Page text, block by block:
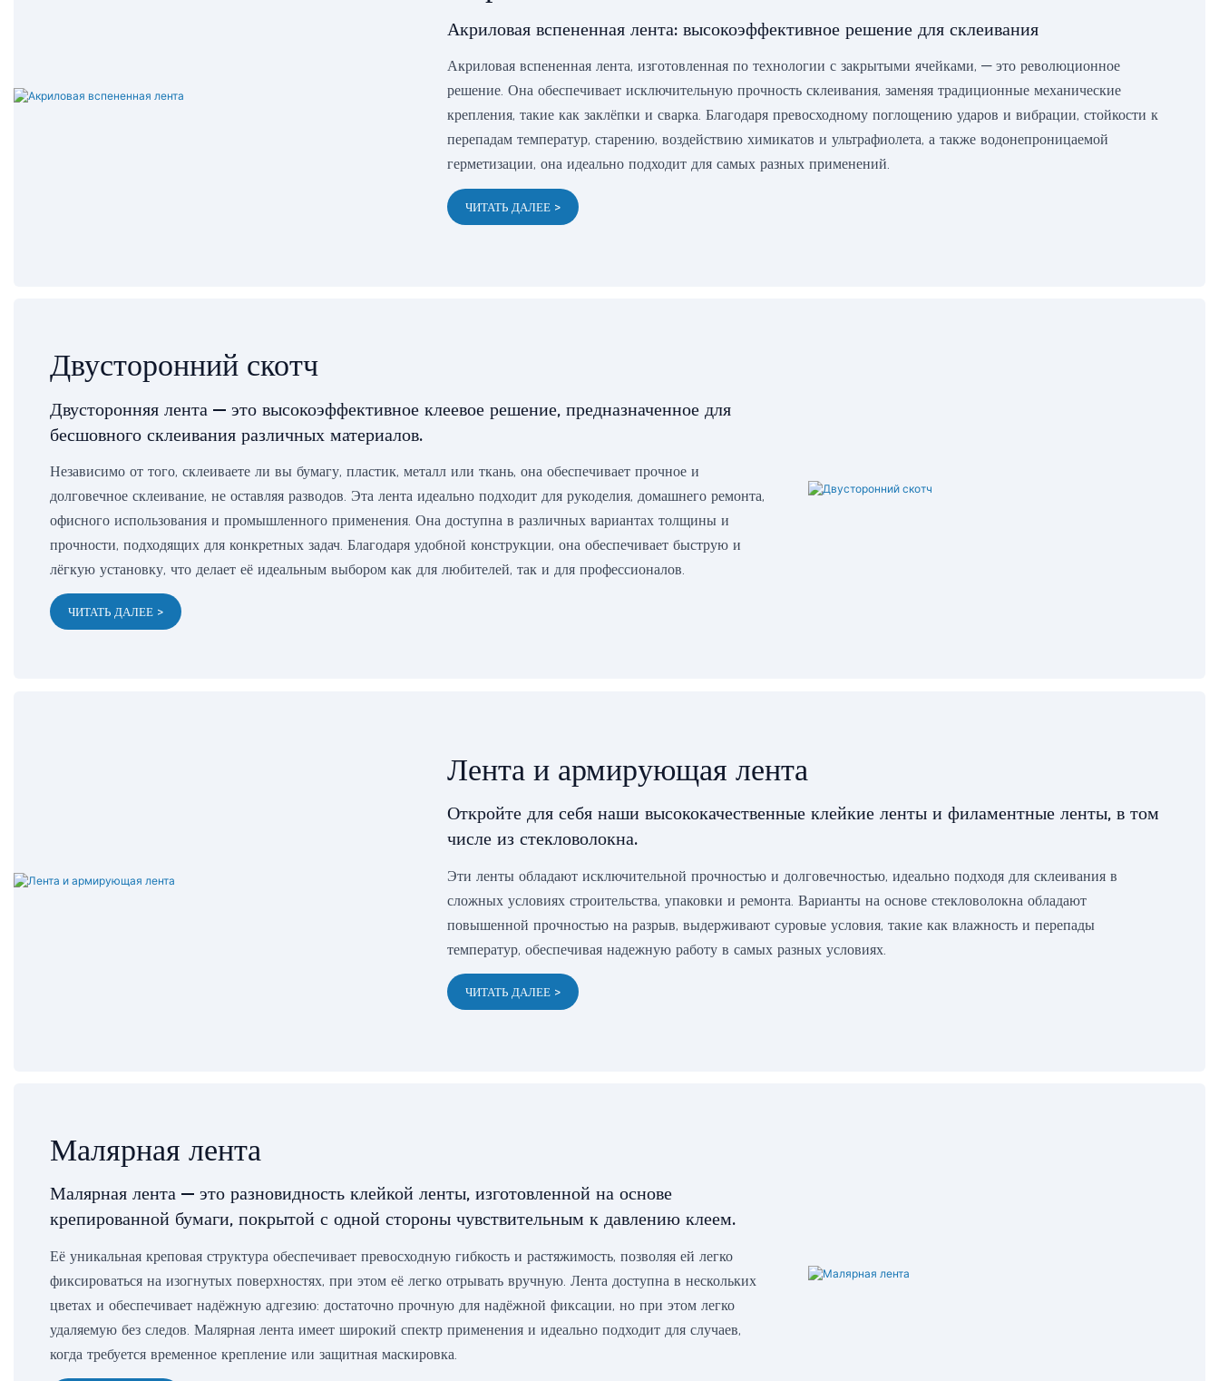
Акриловая вспененная лента: высокоэффективное решение для склеивания
Акриловая вспененная лента, изготовленная по технологии с закрытыми ячейками, — это революционное
решение. Она обеспечивает исключительную прочность склеивания, заменяя традиционные механические
крепления, такие как заклёпки и сварка. Благодаря превосходному поглощению ударов и вибрации, стойкости к
перепадам температур, старению, воздействию химикатов и ультрафиолета, а также водонепроницаемой
герметизации, она идеально подходит для самых разных применений.
ЧИТАТЬ ДАЛЕЕ >
Двусторонний скотч
Двусторонняя лента — это высокоэффективное клеевое решение, предназначенное для
бесшовного склеивания различных материалов.
Независимо от того, склеиваете ли вы бумагу, пластик, металл или ткань, она обеспечивает прочное и
долговечное склеивание, не оставляя разводов. Эта лента идеально подходит для рукоделия, домашнего ремонта,
офисного использования и промышленного применения. Она доступна в различных вариантах толщины и
прочности, подходящих для конкретных задач. Благодаря удобной конструкции, она обеспечивает быструю и
лёгкую установку, что делает её идеальным выбором как для любителей, так и для профессионалов.
ЧИТАТЬ ДАЛЕЕ >
Лента и армирующая лента
Откройте для себя наши высококачественные клейкие ленты и филаментные ленты, в том
числе из стекловолокна.
Эти ленты обладают исключительной прочностью и долговечностью, идеально подходя для склеивания в
сложных условиях строительства, упаковки и ремонта. Варианты на основе стекловолокна обладают
повышенной прочностью на разрыв, выдерживают суровые условия, такие как влажность и перепады
температур, обеспечивая надежную работу в самых разных условиях.
ЧИТАТЬ ДАЛЕЕ >
Малярная лента
Малярная лента — это разновидность клейкой ленты, изготовленной на основе
крепированной бумаги, покрытой с одной стороны чувствительным к давлению клеем.
Её уникальная креповая структура обеспечивает превосходную гибкость и растяжимость, позволяя ей легко
фиксироваться на изогнутых поверхностях, при этом её легко отрывать вручную. Лента доступна в нескольких
цветах и ​​обеспечивает надёжную адгезию: достаточно прочную для надёжной фиксации, но при этом легко
удаляемую без следов. Малярная лента имеет широкий спектр применения и идеально подходит для случаев,
когда требуется временное крепление или защитная маскировка.